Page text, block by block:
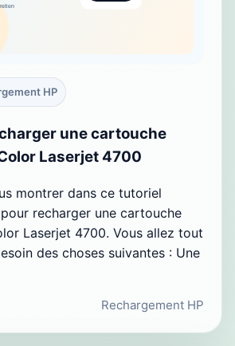
HP
une cartouche
Laserjet 4700
montrer dans ce tutoriel
recharger une cartouche
Laserjet 4700. Vous allez tout
des choses suivantes : Une
Rechargement HP